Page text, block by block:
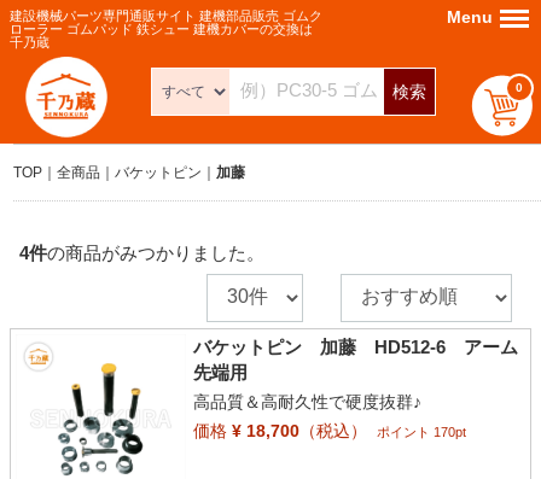
建設機械パーツ専門通販サイト 建機部品販売 ゴムク
ローラー ゴムパッド 鉄シュー 建機カバーの交換は
千乃蔵
検索 0
Menu Menu
TOP 全商品 バケットピン 加藤
4件の商品がみつかりました。
バケットピン 加藤 HD512-6 アーム
先端用
高品質＆高耐久性で硬度抜群♪
価格¥ 18,700（税込） ポイント 170pt